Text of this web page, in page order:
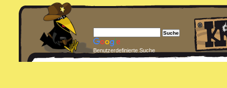
Benutzerdefinierte Suche